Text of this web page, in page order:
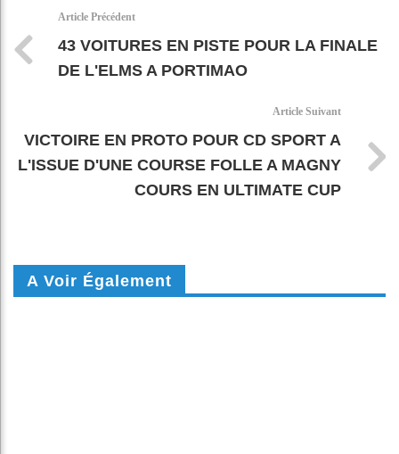
Article Précédent
43 VOITURES EN PISTE POUR LA FINALE
DE L'ELMS A PORTIMAO
Article Suivant
VICTOIRE EN PROTO POUR CD SPORT A
L'ISSUE D'UNE COURSE FOLLE A MAGNY
COURS EN ULTIMATE CUP
A Voir Également